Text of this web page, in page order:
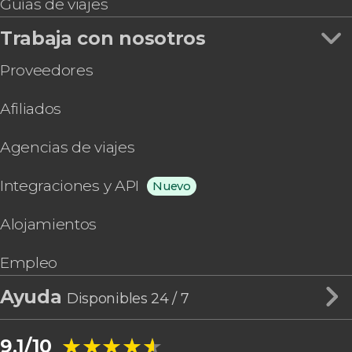
Guías de viajes
Trabaja con nosotros
Proveedores
Afiliados
Agencias de viajes
Integraciones y API Nuevo
Alojamientos
Empleo
Ayuda Disponibles 24 / 7
9,1/10 ★★★★★
★★★★★